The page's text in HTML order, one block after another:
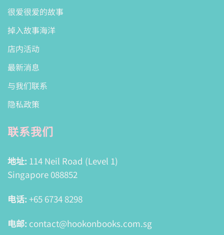
很爱很爱的故事
掉入故事海洋
店内活动
最新消息
与我们联系
隐私政策
联系我们
地址: 114 Neil Road (Level 1)
Singapore 088852
电话: +65 6734 8298
电邮: contact@hookonbooks.com.sg